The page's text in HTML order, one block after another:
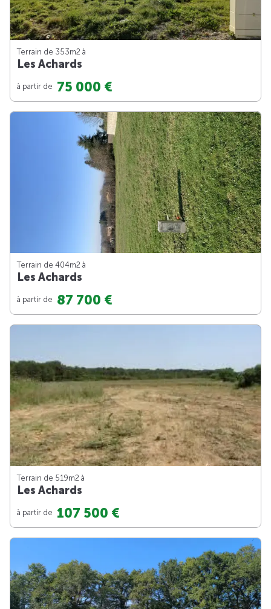
Terrain de 353m2 à
Les Achards
à partir de 75 000 €
Terrain de 404m2 à
Les Achards
à partir de 87 700 €
Terrain de 519m2 à
Les Achards
à partir de 107 500 €